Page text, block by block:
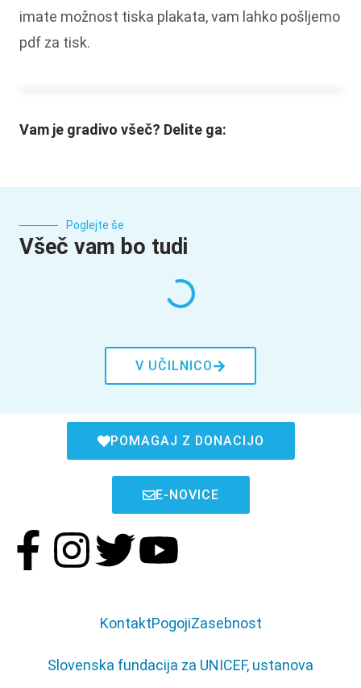
imate možnost tiska plakata, vam lahko pošljemo
pdf za tisk.
Vam je gradivo všeč? Delite ga:
Poglejte še
Všeč vam bo tudi
V UČILNICO
POMAGAJ Z DONACIJO
E-NOVICE
Slovenska fundacija za UNICEF, ustanova
KontaktPogojiZasebnost